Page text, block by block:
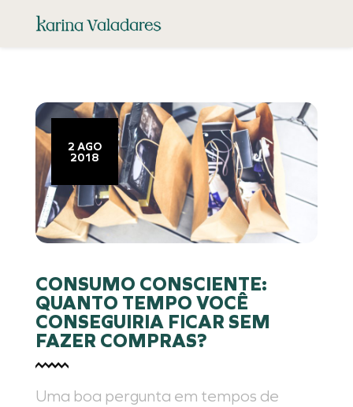
2 AGO
2018
CONSUMO CONSCIENTE:
QUANTO TEMPO VOCÊ
CONSEGUIRIA FICAR SEM
FAZER COMPRAS?
Uma boa pergunta em tempos de